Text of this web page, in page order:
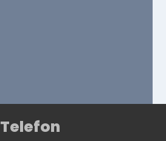
Telefon